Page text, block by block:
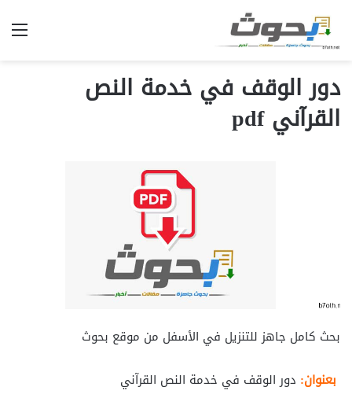
دور الوقف في خدمة النص
القرآني pdf
بحث كامل جاهز للتنزيل في الأسفل من موقع بحوث
بعنوان: دور الوقف في خدمة النص القرآني